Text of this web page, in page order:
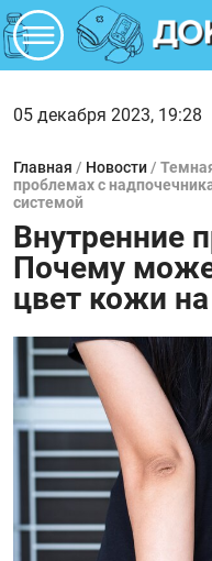
05 декабря 2023, 19:28
Главная / Новости /
проблемах с
системой
Внутренние
Почему
цвет кожи